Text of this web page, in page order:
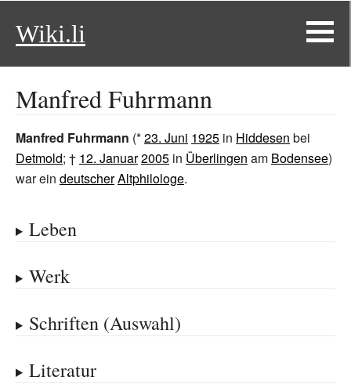
Wiki.li
Manfred Fuhrmann
Manfred Fuhrmann (*23. Juni 1925 in Hiddesen bei
Detmold; † 12. Januar2005 in Überlingen am Bodensee)
war ein deutscherAltphilologe.
Leben
Werk
Schriften (Auswahl)
Literatur